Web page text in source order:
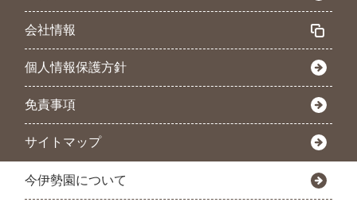
会社情報
個人情報保護方針
免責事項
サイトマップ
今伊勢園について